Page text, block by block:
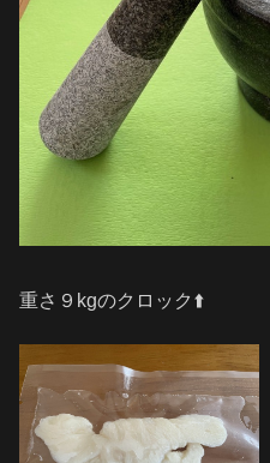
重さ９kgのクロック⬆️